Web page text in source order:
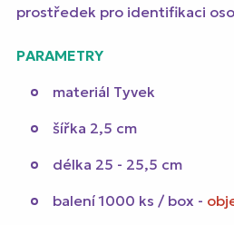
prostředek pro identifikaci
PARAMETRY
materiál Tyvek
šířka 2,5 cm
délka 25 - 25,5 cm
balení 1000 ks / box -